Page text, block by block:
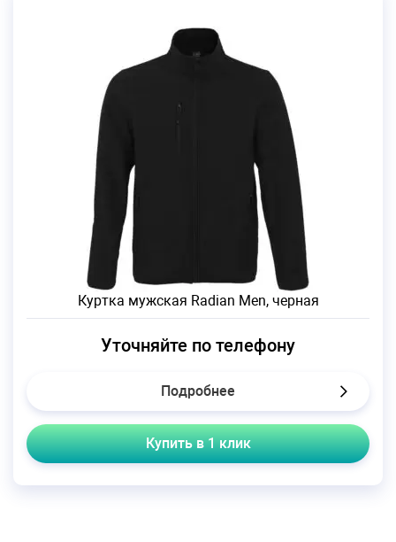
Куртка мужская Radian Men, черная
Уточняйте по телефону
Подробнее
Купить в 1 клик